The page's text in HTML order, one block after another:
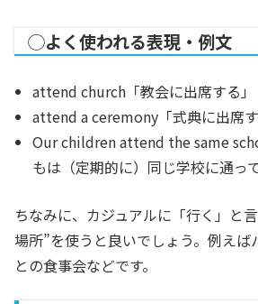
◯よく使われる表現・例文
attend church「教会に出席する」
attend a ceremony「式典に出席す
Our children attend the same
もは（定期的に）同じ学校に通っ
ちなみに、カジュアルに「行く」と
場所”を使うと良いでしょう。例えば
との食事会などです。